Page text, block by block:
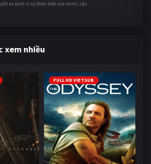
xa lánh vì sự khác biệt của mình, cậu ...
xem nhiều
FULL HD VIETSUB